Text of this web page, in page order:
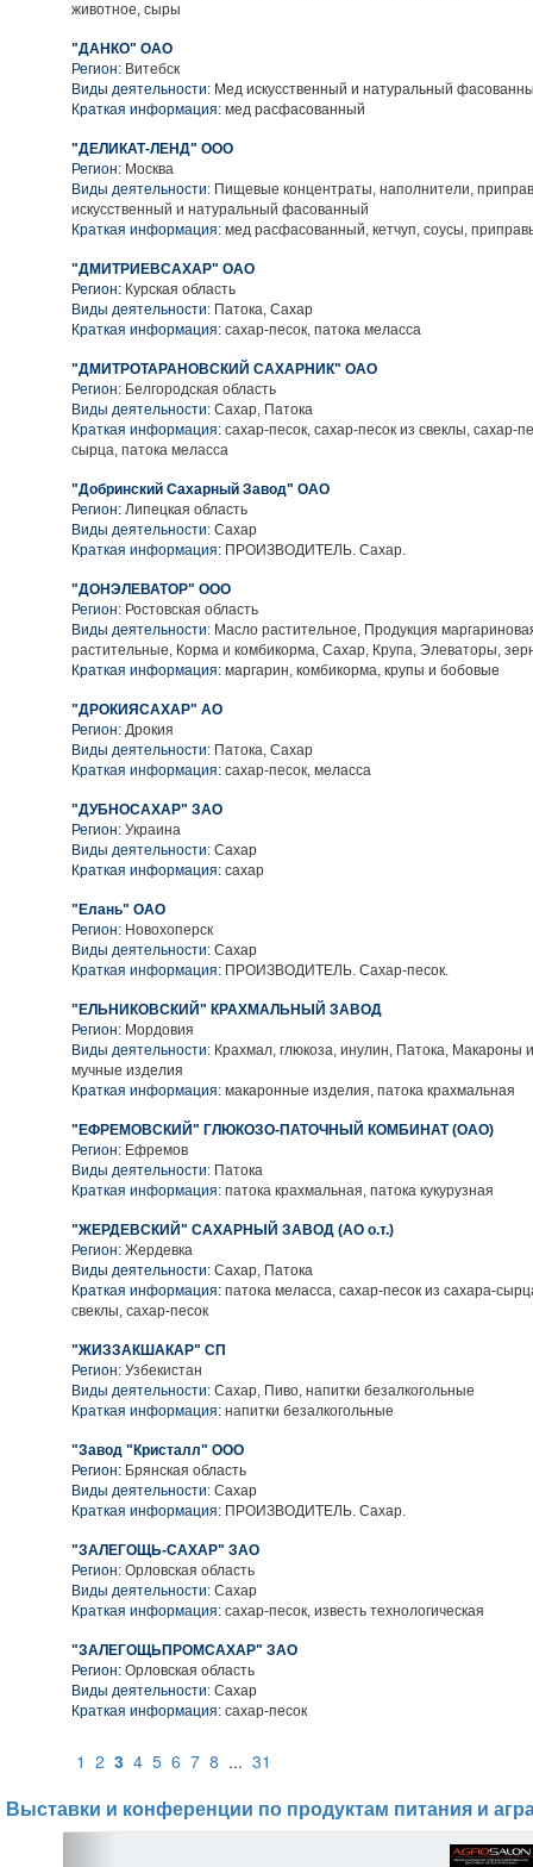
животное, сыры
"ДАНКО" ОАО
Регион: Витебск
Виды деятельности: Мед искусственный и натуральный
Краткая информация: мед расфасованный
"ДЕЛИКАТ-ЛЕНД" ООО
Регион: Москва
Виды деятельности: Пищевые концентраты, наполнители,
искусственный и натуральный фасованный
Краткая информация: мед расфасованный, кетчуп, соусы,
"ДМИТРИЕВСАХАР" ОАО
Регион: Курская область
Виды деятельности: Патока, Сахар
Краткая информация: сахар-песок, патока меласса
"ДМИТРОТАРАНОВСКИЙ САХАРНИК" ОАО
Регион: Белгородская область
Виды деятельности: Сахар, Патока
Краткая информация: сахар-песок, сахар-песок из свеклы, сахар-
сырца, патока меласса
"Добринский Сахарный Завод" ОАО
Регион: Липецкая область
Виды деятельности: Сахар
Краткая информация: ПРОИЗВОДИТЕЛЬ. Сахар.
"ДОНЭЛЕВАТОР" ООО
Регион: Ростовская область
Виды деятельности: Масло растительное, Продукция
растительные, Корма и комбикорма, Сахар, Крупа, Элеваторы,
Краткая информация: маргарин, комбикорма, крупы и бобовые
"ДРОКИЯСАХАР" АО
Регион: Дрокия
Виды деятельности: Патока, Сахар
Краткая информация: сахар-песок, меласса
"ДУБНОСАХАР" ЗАО
Регион: Украина
Виды деятельности: Сахар
Краткая информация: сахар
"Елань" ОАО
Регион: Новохоперск
Виды деятельности: Сахар
Краткая информация: ПРОИЗВОДИТЕЛЬ. Сахар-песок.
"ЕЛЬНИКОВСКИЙ" КРАХМАЛЬНЫЙ ЗАВОД
Регион: Мордовия
Виды деятельности: Крахмал, глюкоза, инулин, Патока, Макароны
мучные изделия
Краткая информация: макаронные изделия, патока крахмальная
"ЕФРЕМОВСКИЙ" ГЛЮКОЗО-ПАТОЧНЫЙ КОМБИНАТ (ОАО)
Регион: Ефремов
Виды деятельности: Патока
Краткая информация: патока крахмальная, патока кукурузная
"ЖЕРДЕВСКИЙ" САХАРНЫЙ ЗАВОД (АО о.т.)
Регион: Жердевка
Виды деятельности: Сахар, Патока
Краткая информация: патока меласса, сахар-песок из сахара-
свеклы, сахар-песок
"ЖИЗЗАКШАКАР" СП
Регион: Узбекистан
Виды деятельности: Сахар, Пиво, напитки безалкогольные
Краткая информация: напитки безалкогольные
"Завод "Кристалл" ООО
Регион: Брянская область
Виды деятельности: Сахар
Краткая информация: ПРОИЗВОДИТЕЛЬ. Сахар.
"ЗАЛЕГОЩЬ-САХАР" ЗАО
Регион: Орловская область
Виды деятельности: Сахар
Краткая информация: сахар-песок, известь технологическая
"ЗАЛЕГОЩЬПРОМСАХАР" ЗАО
Регион: Орловская область
Виды деятельности: Сахар
Краткая информация: сахар-песок
1 2 3 4 5 6 7 8 ... 31
Выставки и конференции по продуктам питания и